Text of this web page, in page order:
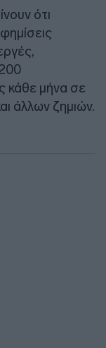
ότι
κάθε μήνα σε
άλλων ζημιών.